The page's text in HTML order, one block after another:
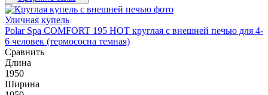
Уличная купель
Polar Spa COMFORT 195 HOT круглая с внешней печью для 4-
6 человек (термососна темная)
Сравнить
Длина
1950
Ширина